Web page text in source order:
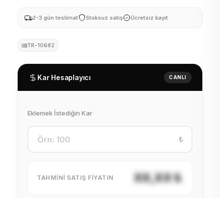
2-3 gün teslimat Stoksuz satış Ücretsiz kayıt
TR-10682
Kar Hesaplayıcı CANLI
Eklemek İstediğin Kar
₺
TAHMINI SATIŞ FIYATIN XX,XX ₺